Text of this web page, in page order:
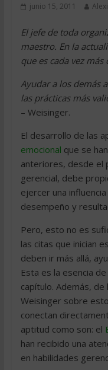
junio 15, 2011
El jefe de toda
maestro. En la
que es cada vez más
Ayudar a los demás
las prácticas más
– Weisinger.
El desarrollo de las
emocional que se
anteriores, desde el
gerencial, debe
ejercer una
desempeño y
Pero, esto no es
las citas que inician
deben ir más allá,
Esta es la esencia
capítulo. Además,
Weisinger sobre
conectan
aptitud como son: el 
han recibido una
en habilidades